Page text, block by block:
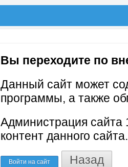
Вы переходите по
Данный сайт может
программы, а также
Администрация сайта
контент данного сайта.
Войти на сайт Назад